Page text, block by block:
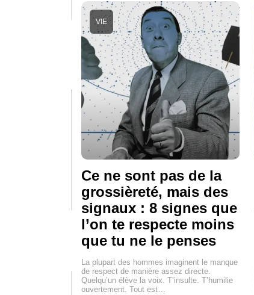
Ce ne sont pas de la
grossièreté, mais des
signaux : 8 signes que
l’on te respecte moins
que tu ne le penses
VIE
La plupart des hommes imaginent le manque
de respect de manière assez directe.
Quelqu’un élève la voix. T’insulte. T’humilie
ouvertement. Tout est…